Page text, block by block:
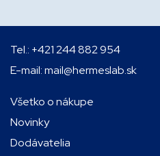
Tel.: +421 244 882 954
E-mail:mail@hermeslab.sk
Všetko o nákupe
Novinky
Dodávatelia